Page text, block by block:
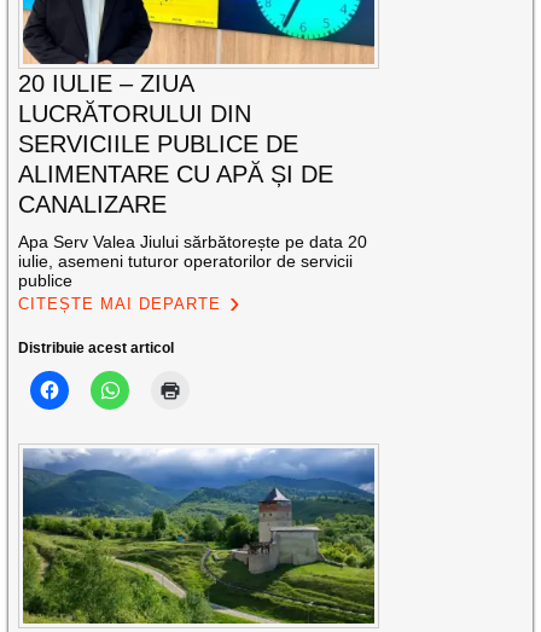
20 IULIE – ZIUA
LUCRĂTORULUI DIN
SERVICIILE PUBLICE DE
ALIMENTARE CU APĂ ȘI DE
CANALIZARE
Apa Serv Valea Jiului sărbătorește pe data 20
iulie, asemeni tuturor operatorilor de servicii
publice
CITEȘTE MAI DEPARTE
Distribuie acest articol